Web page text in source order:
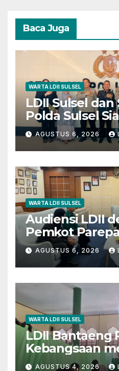
Baca Juga
WARTA LDII SULSEL
LDII Sulsel dan
Polda Sulsel
Bakti Sosial
ke-81
AGUSTUS 6, 2026
WARTA LDII SULSEL
Audiensi LDII
Pemkot
pada
Muda dan 29
AGUSTUS 6, 2026
WARTA LDII SULSEL
LDII Bantaeng
Kebangsaan
Pengajian
AGUSTUS 4, 2026